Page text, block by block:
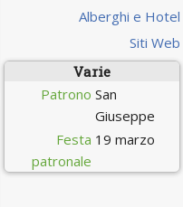
Alberghi e Hotel
Siti Web
Varie
Patrono San
Giuseppe
Festa
patronale
19 marzo